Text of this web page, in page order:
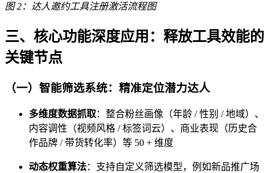
图 2：达人邀约工具注册激活流程图
三、核心功能深度应用：释放工具效能的
关键节点
（一）智能筛选系统：精准定位潜力达人
多维度数据抓取：整合粉丝画像（年龄 / 性别 / 地域）、
内容调性（视频风格 / 标签词云）、商业表现（历史合
作品牌 / 带货转化率）等 50 + 维度
动态权重算法：支持自定义筛选模型，例如新品推广场